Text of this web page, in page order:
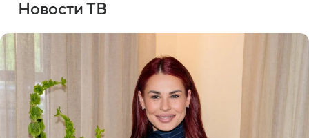
Новости ТВ